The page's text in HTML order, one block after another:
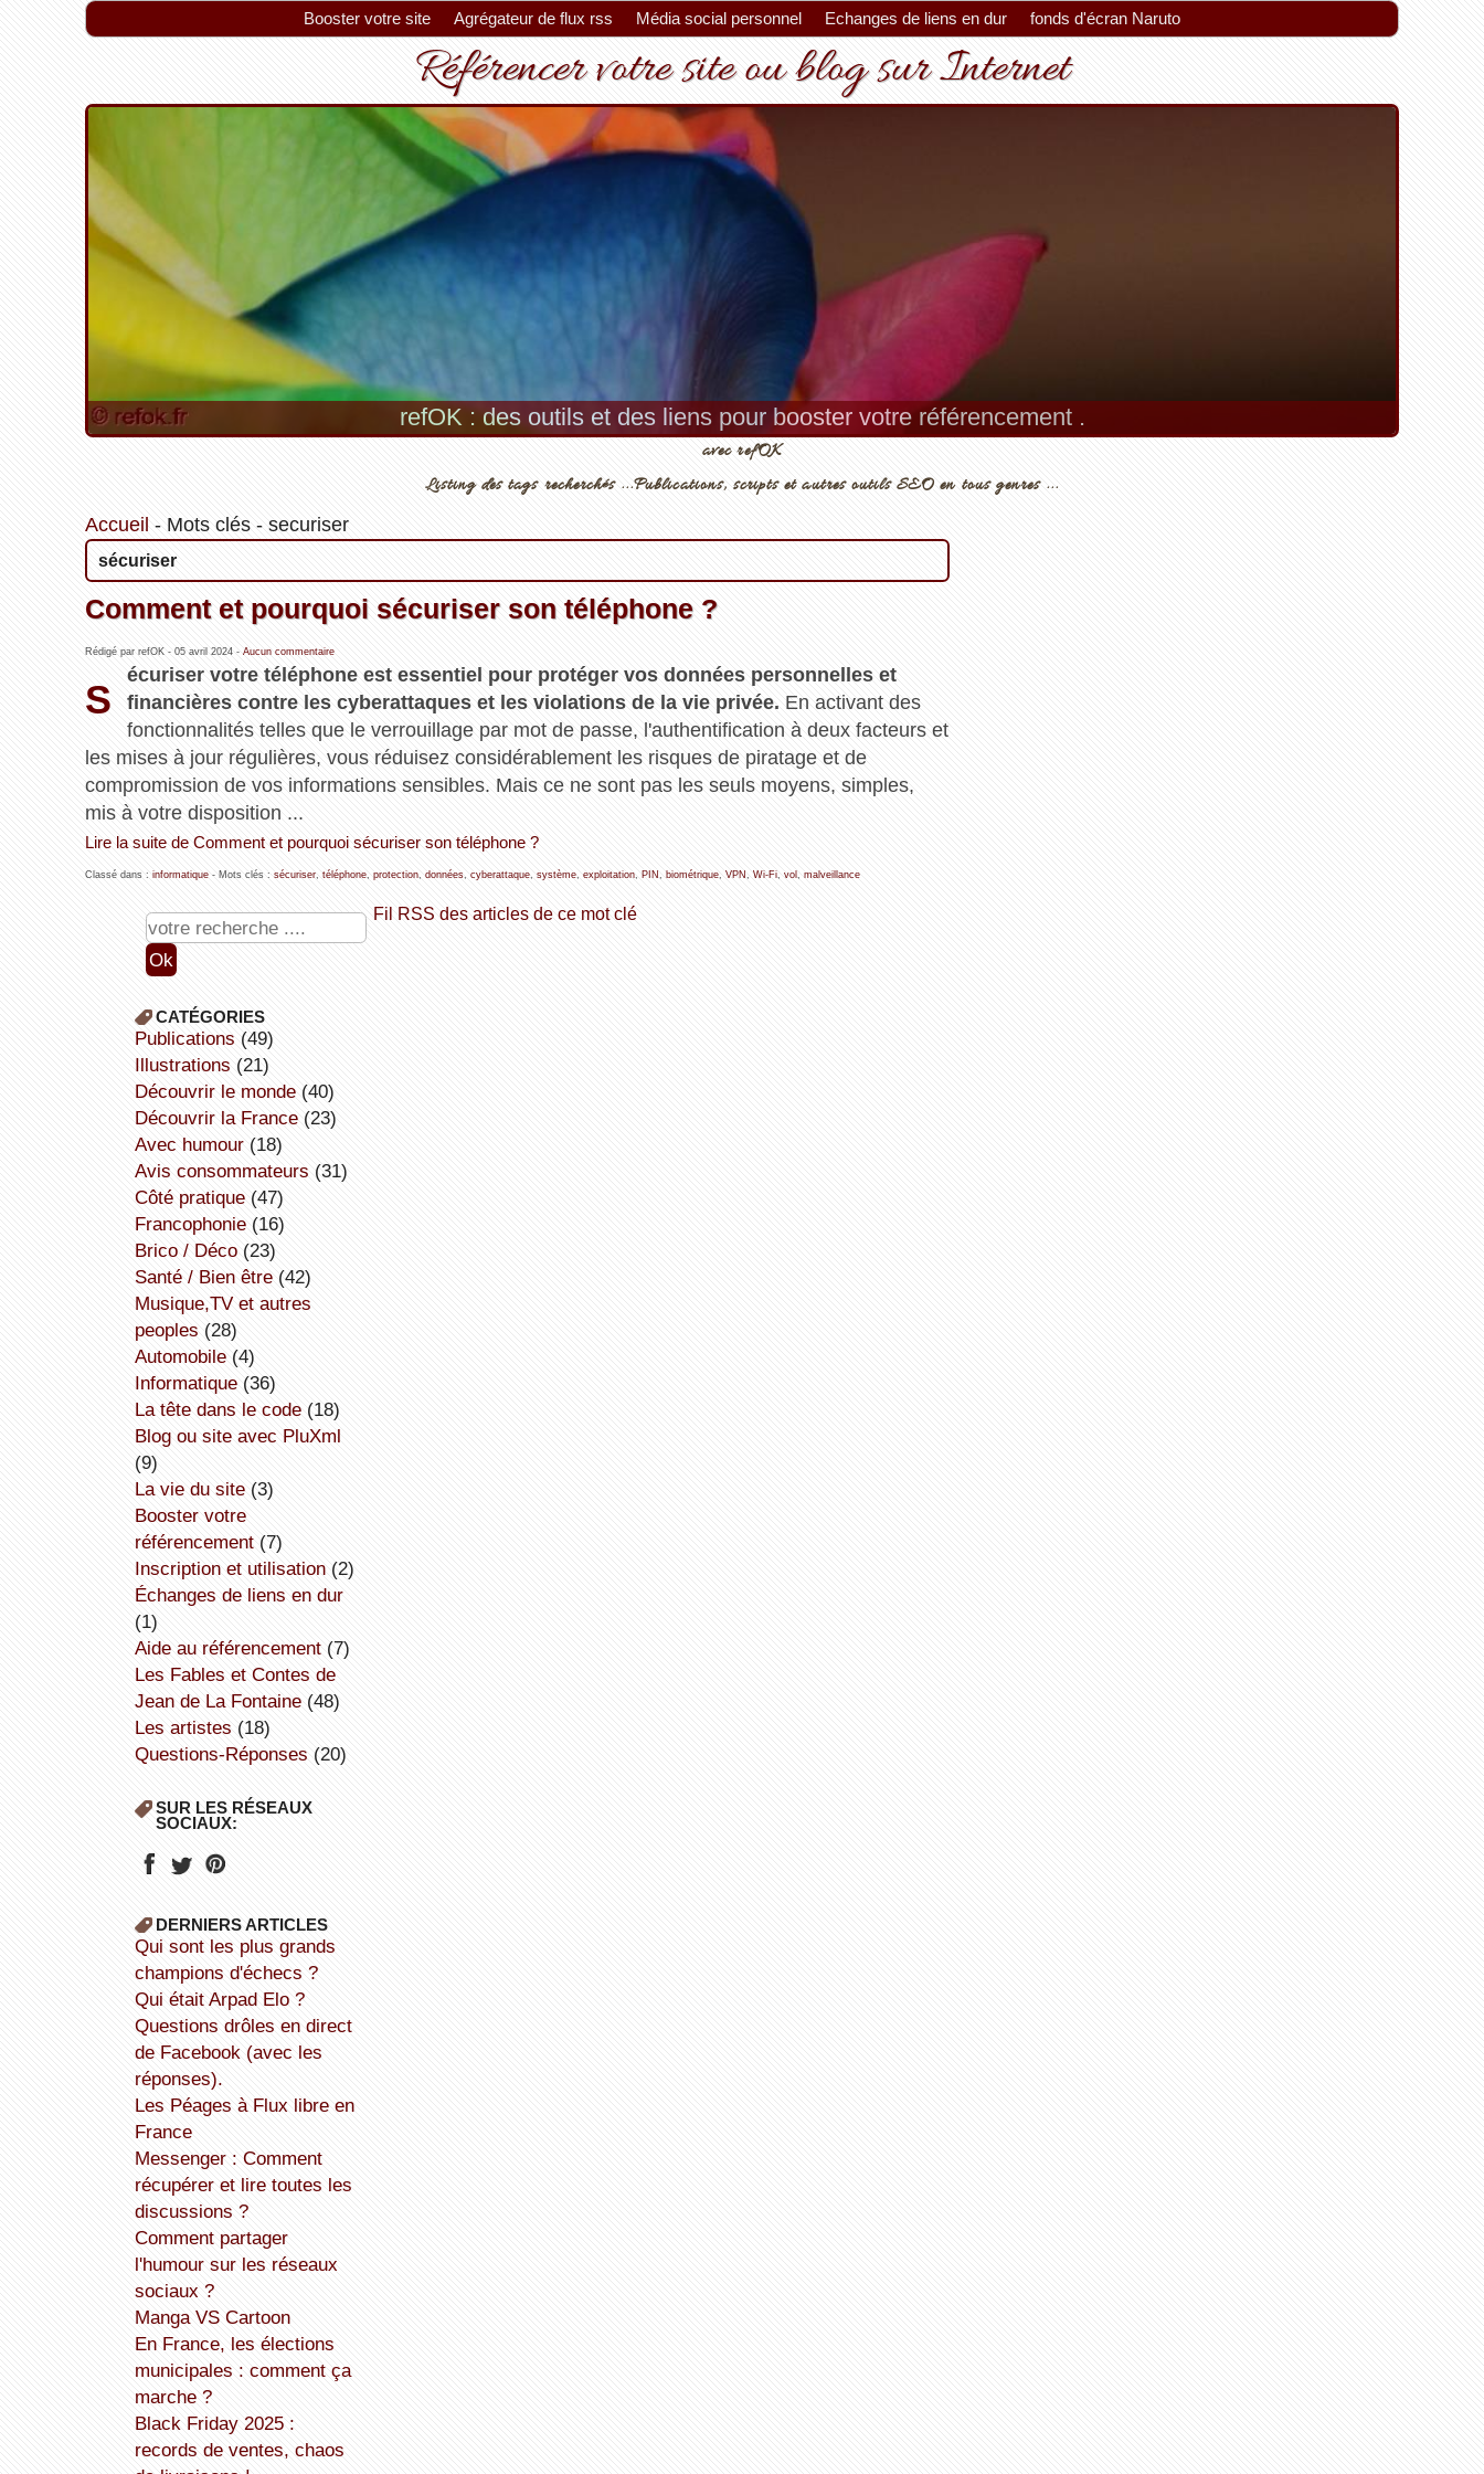
Booster votre site Agrégateur de flux rss Média social personnel Echanges de liens en dur fonds d'écran Naruto
Référencer votre site ou blog sur Internet
refOK : des outils et des liens pour booster votre référencement .
avec refOK
Listing des tags recherchés ...Publications, scripts et autres outils SEO en tous genres ...
Accueil - Mots clés- securiser
sécuriser
Comment et pourquoi sécuriser son téléphone ?
Rédigé par refOK - 05 avril 2024- Aucun commentaire
S
écuriser votre téléphone est essentiel pour protéger vos données personnelles et
financières contre les cyberattaques et les violations de la vie privée. En activant des
fonctionnalités telles que le verrouillage par mot de passe, l'authentification à deux facteurs et
les mises à jour régulières, vous réduisez considérablement les risques de piratage et de
compromission de vos informations sensibles. Mais ce ne sont pas les seuls moyens, simples,
mis à votre disposition ...
Lire la suite de Comment et pourquoi sécuriser son téléphone ?
Classé dans : informatique- Mots clés : sécuriser, téléphone, protection, données, cyberattaque, système, exploitation, PIN , biométrique, VPN , Wi-Fi, vol , malveillance
Fil RSS des articles de ce mot clé
CATÉGORIES
publications (49)
illustrations (21)
découvrir le monde(40)
découvrir la France(23)
avec humour(18)
avis consommateurs (31)
côté pratique(47)
Francophonie(16)
Brico / Déco(23)
Santé / Bien être(42)
Musique,TV et autres
peoples (28)
Automobile(4)
informatique(36)
la tête dans le code(18)
Blog ou site avec PluXml
(9)
la vie du site(3)
booster votre
référencement(7)
inscription et utilisation(2)
échanges de liens en dur
(1)
aide au référencement(7)
Les Fables et Contes de
Jean de La Fontaine(48)
Les artistes (18)
Questions-Réponses (20)
SUR LES RÉSEAUX
SOCIAUX:
DERNIERS ARTICLES
Qui sont les plus grands
champions d'échecs ?
Qui était Arpad Elo ?
Questions drôles en direct
de Facebook (avec les
réponses).
Les Péages à Flux libre en
France
Messenger : Comment
récupérer et lire toutes les
discussions ?
Comment partager
l'humour sur les réseaux
sociaux ?
Manga VS Cartoon
En France, les élections
municipales : comment ça
marche ?
Black Friday 2025 :
records de ventes, chaos